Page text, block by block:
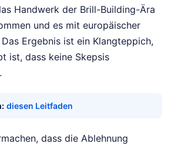
Handwerk der Brill-Building-Ära
und es mit europäischer
Ergebnis ist ein Klangteppich,
ist, dass keine Skepsis
diesen Leitfaden
dass die Ablehnung